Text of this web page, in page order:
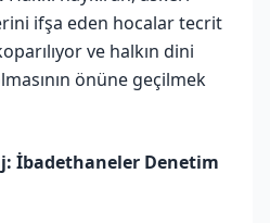
ifşa eden hocalar tecrit
ve halkın dini
önüne geçilmek
İbadethaneler Denetim